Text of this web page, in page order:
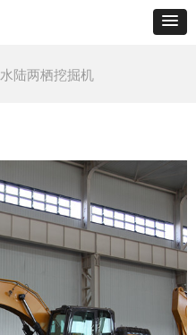
水陆两栖挖掘机